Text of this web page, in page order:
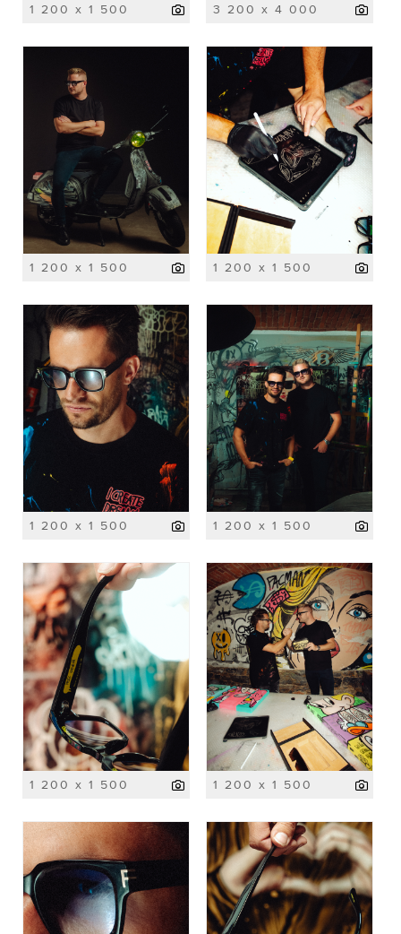
1 200 x 1 500 3 200 x 4 000
1 200 x 1 500 1 200 x 1 500
1 200 x 1 500 1 200 x 1 500
1 200 x 1 500 1 200 x 1 500